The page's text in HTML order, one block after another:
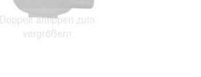
Doppelt antippen zum
vergrößern